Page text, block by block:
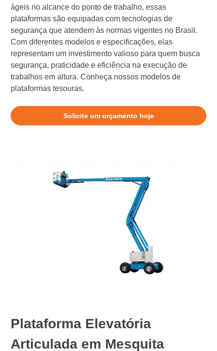
ágeis no alcance do ponto de trabalho, essas
plataformas são equipadas com tecnologias de
segurança que atendem às normas vigentes no Brasil.
Com diferentes modelos e especificações, elas
representam um investimento valioso para quem busca
segurança, praticidade e eficiência na execução de
trabalhos em altura. Conheça nossos modelos de
plataformas tesouras.
Solicite um orçamento hoje
Plataforma Elevatória
Articulada em Mesquita